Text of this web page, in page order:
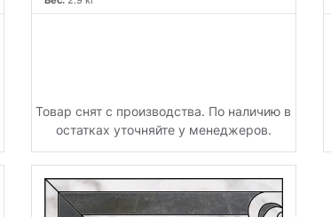
Товар снят с производства. По наличию в
остатках уточняйте у менеджеров.